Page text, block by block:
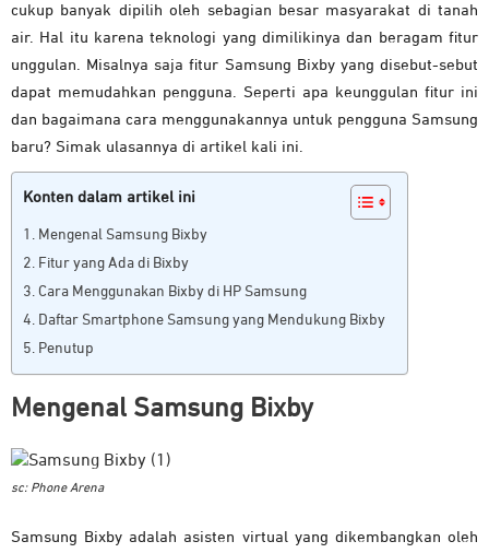
cukup banyak dipilih oleh sebagian besar masyarakat di tanah
air. Hal itu karena teknologi yang dimilikinya dan beragam fitur
unggulan. Misalnya saja fitur Samsung Bixby yang disebut-sebut
dapat memudahkan pengguna. Seperti apa keunggulan fitur ini
dan bagaimana cara menggunakannya untuk pengguna Samsung
baru? Simak ulasannya di artikel kali ini.
Konten dalam artikel ini
Mengenal Samsung Bixby
Fitur yang Ada di Bixby
Cara Menggunakan Bixby di HP Samsung
Daftar Smartphone Samsung yang Mendukung Bixby
Penutup
Mengenal Samsung Bixby
sc: Phone Arena
Samsung Bixby adalah asisten virtual yang dikembangkan oleh